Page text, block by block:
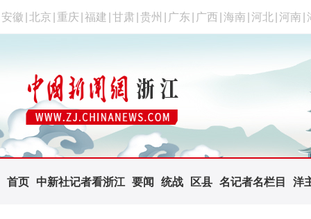
安徽 北京 重庆 福建 甘肃 贵州 广东 广西 海南 河北 河南
首页 中新社记者看浙江 要闻 统战 区县 名记者名栏目 洋